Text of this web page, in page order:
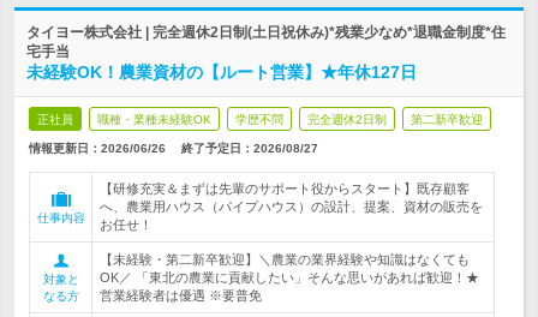
タイヨー株式会社 | 完全週休2日制(土日祝休み)*残業少なめ*退職金制度*住
宅手当
未経験OK！農業資材の【ルート営業】★年休127日
正社員 職種・業種未経験OK 学歴不問 完全週休2日制 第二新卒歓迎
情報更新日：2026/06/26 終了予定日： 2026/08/27
仕事内容
【研修充実＆まずは先輩のサポート役からスタート】既存顧客
へ、農業用ハウス（パイプハウス）の設計、提案、資材の販売を
お任せ！
対象と
なる方
【未経験・第二新卒歓迎】＼農業の業界経験や知識はなくても
OK／ 「東北の農業に貢献したい」そんな思いがあれば歓迎！★
営業経験者は優遇 ※要普免